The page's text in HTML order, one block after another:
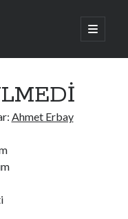
ana
menüyü
Ahmet Erbay